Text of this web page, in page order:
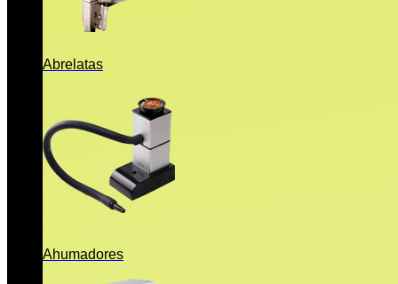
Abrelatas
Ahumadores